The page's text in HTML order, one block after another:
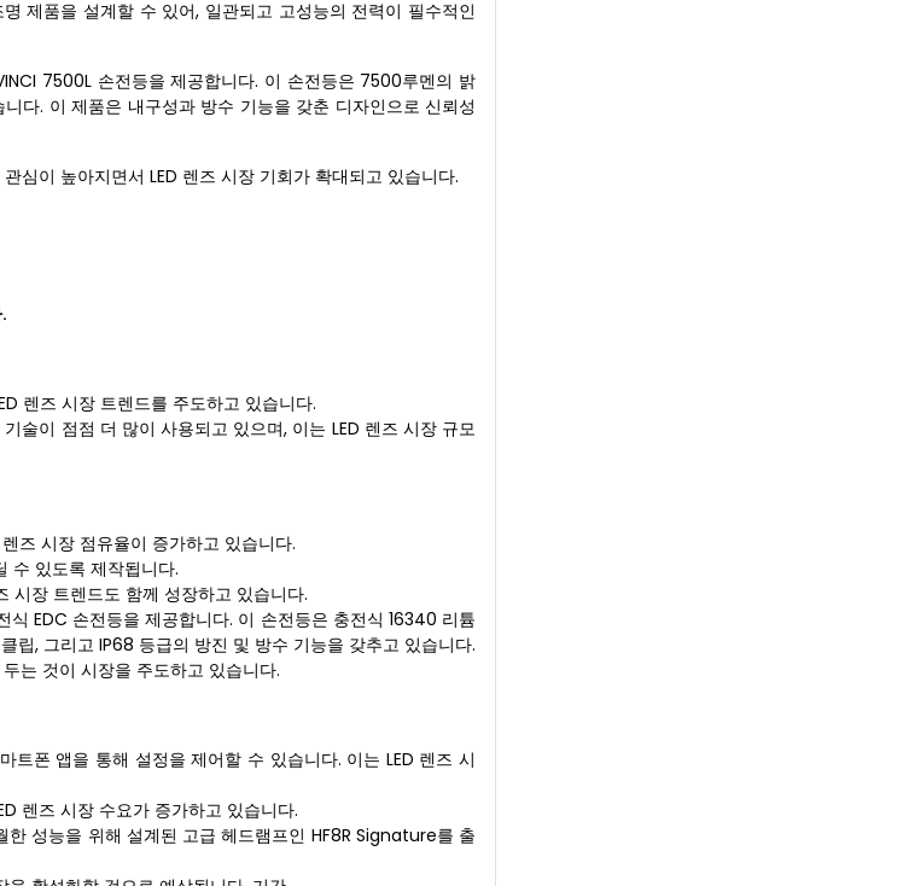
제품을 설계할 수 있어, 일관되고 고성능의 전력이 필수적인
7500L 손전등을 제공합니다. 이 손전등은 7500루멘의 밝
다. 이 제품은 내구성과 방수 기능을 갖춘 디자인으로 신뢰성
심이 높아지면서 LED 렌즈 시장 기회가 확대되고 있습니다.
렌즈 시장 트렌드를 주도하고 있습니다.
술이 점점 더 많이 사용되고 있으며, 이는 LED 렌즈 시장 규모
즈 시장 점유율이 증가하고 있습니다.
수 있도록 제작됩니다.
시장 트렌드도 함께 성장하고 있습니다.
EDC 손전등을 제공합니다. 이 손전등은 충전식 16340 리튬
립, 그리고 IP68 등급의 방진 및 방수 기능을 갖추고 있습니다.
는 것이 시장을 주도하고 있습니다.
폰 앱을 통해 설정을 제어할 수 있습니다. 이는 LED 렌즈 시
렌즈 시장 수요가 증가하고 있습니다.
성능을 위해 설계된 고급 헤드램프인 HF8R Signature를 출